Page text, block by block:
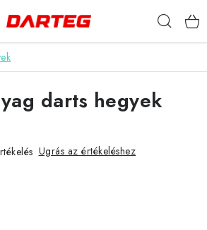
darts hegyek
Ugrás az értékeléshez